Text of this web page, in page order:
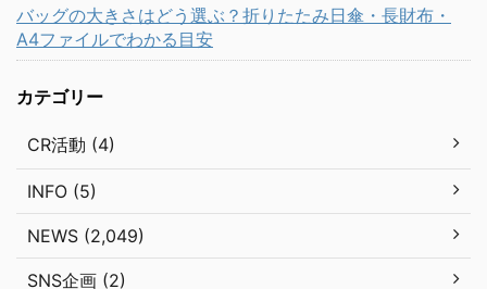
バッグの大きさはどう選ぶ？折りたたみ日傘・長財布・
A4ファイルでわかる目安
カテゴリー
CR活動 (4)
INFO (5)
NEWS (2,049)
SNS企画 (2)